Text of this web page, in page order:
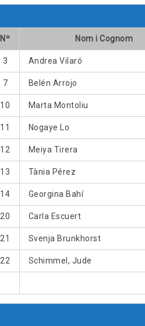
Nº Nom i Cognom
3 Andrea Vilaró
7 Belén Arrojo
10 Marta Montoliu
11 Nogaye Lo
12 Meiya Tirera
13 Tània Pérez
14 Georgina Bahí
20 Carla Escuert
21 Svenja Brunkhorst
22 Schimmel, Jude